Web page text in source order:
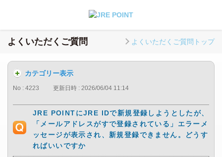
よくいただくご質問 よくいただくご質問トップ
カテゴリー表示
No : 4223 更新日時 : 2026/06/04 11:14
JRE POINTにJRE IDで新規登録しようとしたが、
「メールアドレスがすで登録されている」エラーメ
ッセージが表示され、新規登録できません。どうす
ればいいですか